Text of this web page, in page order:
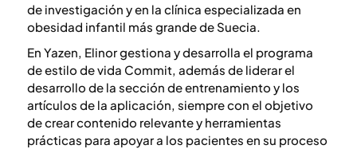
de investigación y en la clínica especializada en
obesidad infantil más grande de Suecia.
En Yazen, Elinor gestiona y desarrolla el programa
de estilo de vida Commit, además de liderar el
desarrollo de la sección de entrenamiento y los
artículos de la aplicación, siempre con el objetivo
de crear contenido relevante y herramientas
prácticas para apoyar a los pacientes en su proceso